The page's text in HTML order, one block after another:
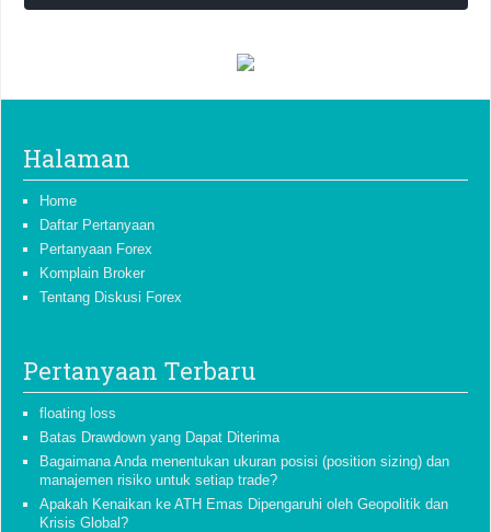
Halaman
Home
Daftar Pertanyaan
Pertanyaan Forex
Komplain Broker
Tentang Diskusi Forex
Pertanyaan Terbaru
floating loss
Batas Drawdown yang Dapat Diterima
Bagaimana Anda menentukan ukuran posisi (position sizing) dan
manajemen risiko untuk setiap trade?
Apakah Kenaikan ke ATH Emas Dipengaruhi oleh Geopolitik dan
Krisis Global?